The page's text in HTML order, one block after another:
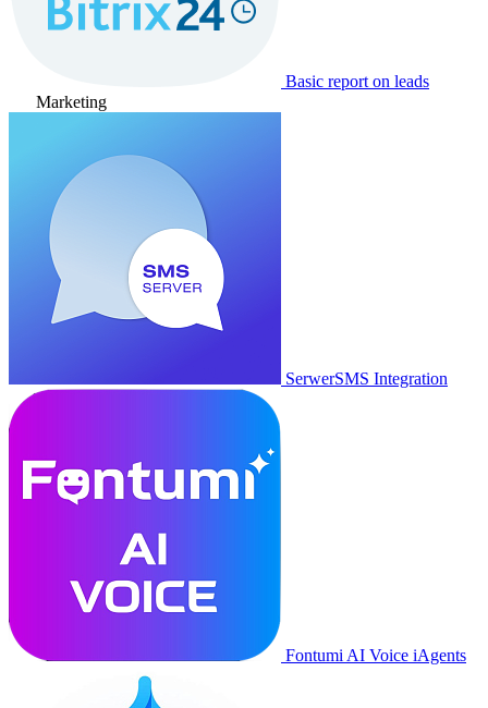
Basic report on leads
Marketing
SerwerSMS Integration
Fontumi AI Voice iAgents